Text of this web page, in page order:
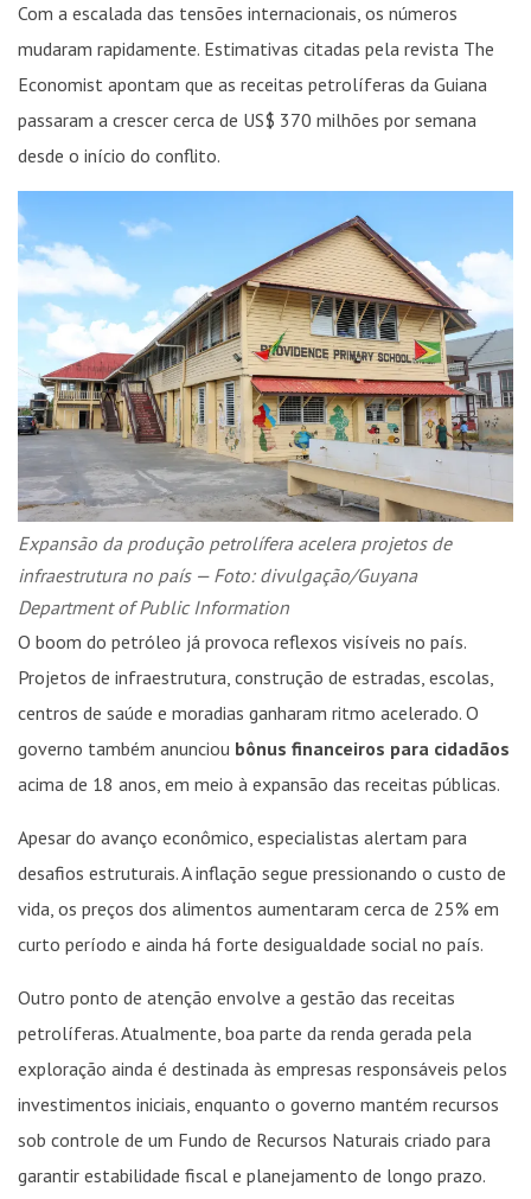
Com a escalada das tensões internacionais, os números
mudaram rapidamente. Estimativas citadas pela revista The
Economist apontam que as receitas petrolíferas da Guiana
passaram a crescer cerca de US$ 370 milhões por semana
desde o início do conflito.
Expansão da produção petrolífera acelera projetos de
infraestrutura no país — Foto: divulgação/Guyana
Department of Public Information
O boom do petróleo já provoca reflexos visíveis no país.
Projetos de infraestrutura, construção de estradas, escolas,
centros de saúde e moradias ganharam ritmo acelerado. O
governo também anunciou bônus financeiros para cidadãos
acima de 18 anos, em meio à expansão das receitas públicas.
Apesar do avanço econômico, especialistas alertam para
desafios estruturais. A inflação segue pressionando o custo de
vida, os preços dos alimentos aumentaram cerca de 25% em
curto período e ainda há forte desigualdade social no país.
Outro ponto de atenção envolve a gestão das receitas
petrolíferas. Atualmente, boa parte da renda gerada pela
exploração ainda é destinada às empresas responsáveis pelos
investimentos iniciais, enquanto o governo mantém recursos
sob controle de um Fundo de Recursos Naturais criado para
garantir estabilidade fiscal e planejamento de longo prazo.